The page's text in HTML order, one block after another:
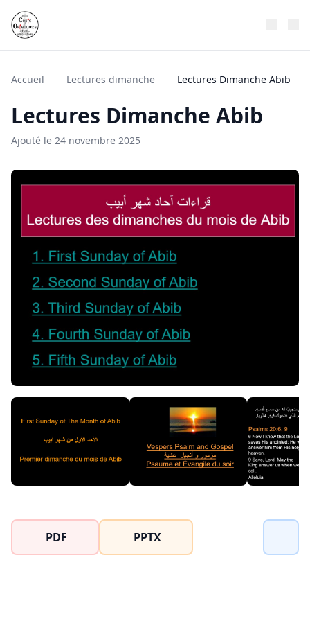
Accueil Lectures dimanche Lectures Dimanche Abib
Lectures Dimanche Abib
Ajouté le 24 novembre 2025
PDF PPTX